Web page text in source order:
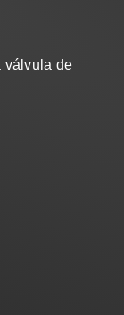
válvula de